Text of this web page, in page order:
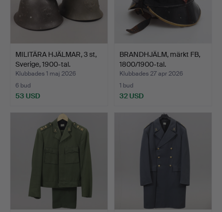
MILITÄRA HJÄLMAR, 3 st,
Sverige, 1900-tal.
Klubbades 1 maj 2026
6 bud
53 USD
BRANDHJÄLM, märkt FB,
1800/1900-tal.
Klubbades 27 apr 2026
1 bud
32 USD